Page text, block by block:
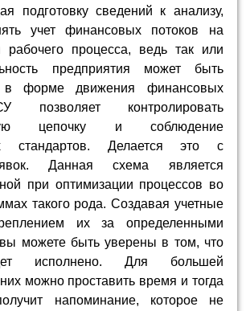
подготовку сведений к анализу,
учет финансовых потоков на
рабочего процесса, ведь так или
предприятия может быть
в форме движения финансовых
позволяет контролировать
цепочку и соблюдение
стандартов. Делается это с
Данная схема является
при оптимизации процессов во
такого рода. Создавая учетные
их за определенными
вы можете быть уверены в том, что
исполнено. Для большей
можно проставить время и тогда
напоминание, которое не